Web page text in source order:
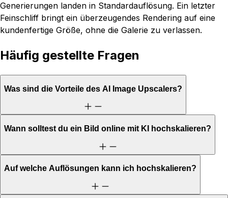
Generierungen landen in Standardauflösung. Ein letzter
Feinschliff bringt ein überzeugendes Rendering auf eine
kundenfertige Größe, ohne die Galerie zu verlassen.
Häufig gestellte Fragen
Was sind die Vorteile des AI Image Upscalers?
Wann solltest du ein Bild online mit KI hochskalieren?
Auf welche Auflösungen kann ich hochskalieren?